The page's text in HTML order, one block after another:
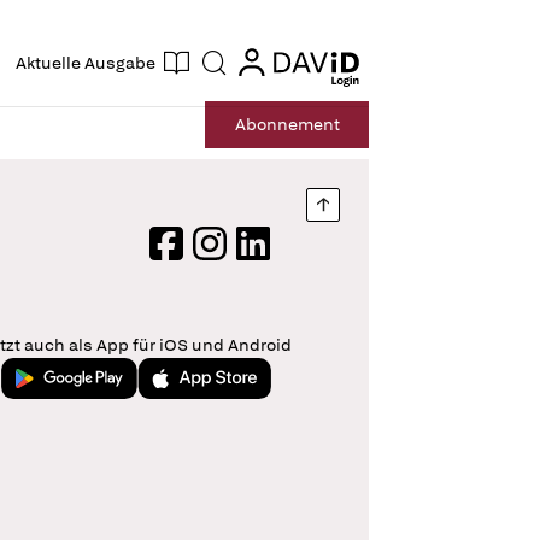
Aktuelle Ausgabe Suche login
login
Abonnement
Nach oben springen
FacebookInstagram
LinkedIn
auch als App für iOS und Android
Jetzt bei Google PlayLaden im App Store